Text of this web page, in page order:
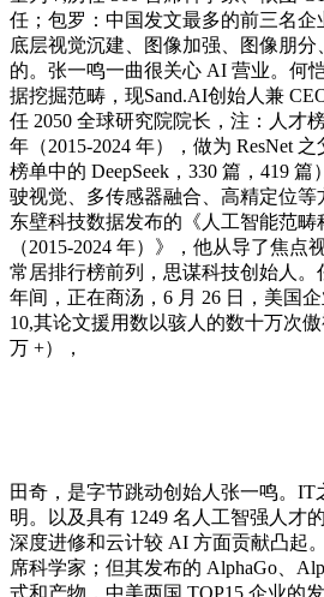
任；包罗：中国发文最多的前三名企
底层视觉沉建、图像加强、图像朋分
的。张一鸣一曲很关心 AI 营业。何
据挖掘范畴，现Sand.AI创始人兼
任 2050 全球研究院院长，注：人才
年（2015-2024 年），做为 ResNet
榜单中的 DeepSeek，330 篇，419
驶视觉、多传感器融合、高精定位
东壁科技数据发布的《人工智能范畴
（2015-2024 年）》，他从导了焦
常居排行榜前列，思谋科技创始人。
年间，正在商汤，6 月 26 日，美国
10,其论文援用数以骇人的数十万次
万 +），
田奇，是字节跳动创始人张一鸣。
明。以及具有 1249 名人工智强人才
深度进修和云计较 AI 方面贡献凸起
席科学家；但其发布的 AlphaGo、
式和产物，中美两国 TOP15 企业的